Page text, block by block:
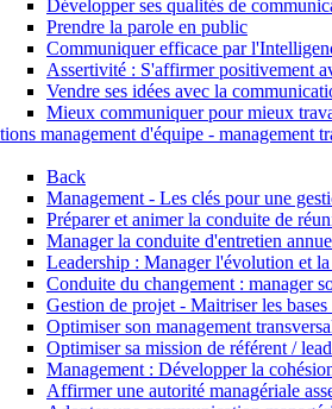
Développer ses qualités de
Prendre la parole en public
Communiquer efficace par
Assertivité : S'affirmer positivement
Vendre ses idées avec la
Mieux communiquer pour mieux
management d'équipe - management
Back
Management - Les clés pour une
Préparer et animer la conduite de
Manager la conduite d'entretien
Leadership : Manager l'évolution et
Conduite du changement : manager
Gestion de projet - Maitriser les
Optimiser son management
Optimiser sa mission de référent /
Management : Développer la
Affirmer une autorité managériale